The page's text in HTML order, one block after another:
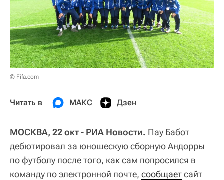
© Fifa.com
Читать в МАКС Дзен
МОСКВА, 22 окт - РИА Новости. Пау Бабот
дебютировал за юношескую сборную Андорры
по футболу после того, как сам попросился в
команду по электронной почте, сообщаетсайт